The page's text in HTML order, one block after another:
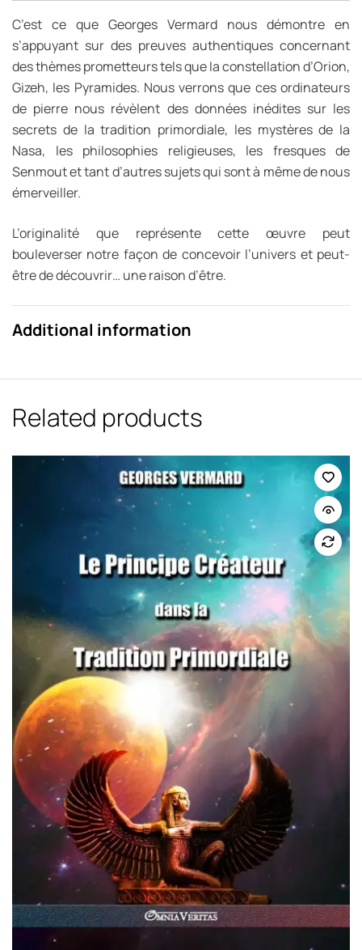
C’est ce que Georges Vermard nous démontre en
s’appuyant sur des preuves authentiques concernant
des thèmes prometteurs tels que la constellation d’Orion,
Gizeh, les Pyramides. Nous verrons que ces ordinateurs
de pierre nous révèlent des données inédites sur les
secrets de la tradition primordiale, les mystères de la
Nasa, les philosophies religieuses, les fresques de
Senmout et tant d’autres sujets qui sont à même de nous
émerveiller.
L’originalité que représente cette œuvre peut
bouleverser notre façon de concevoir l’univers et peut-
être de découvrir… une raison d’être.
Additional information
Related products